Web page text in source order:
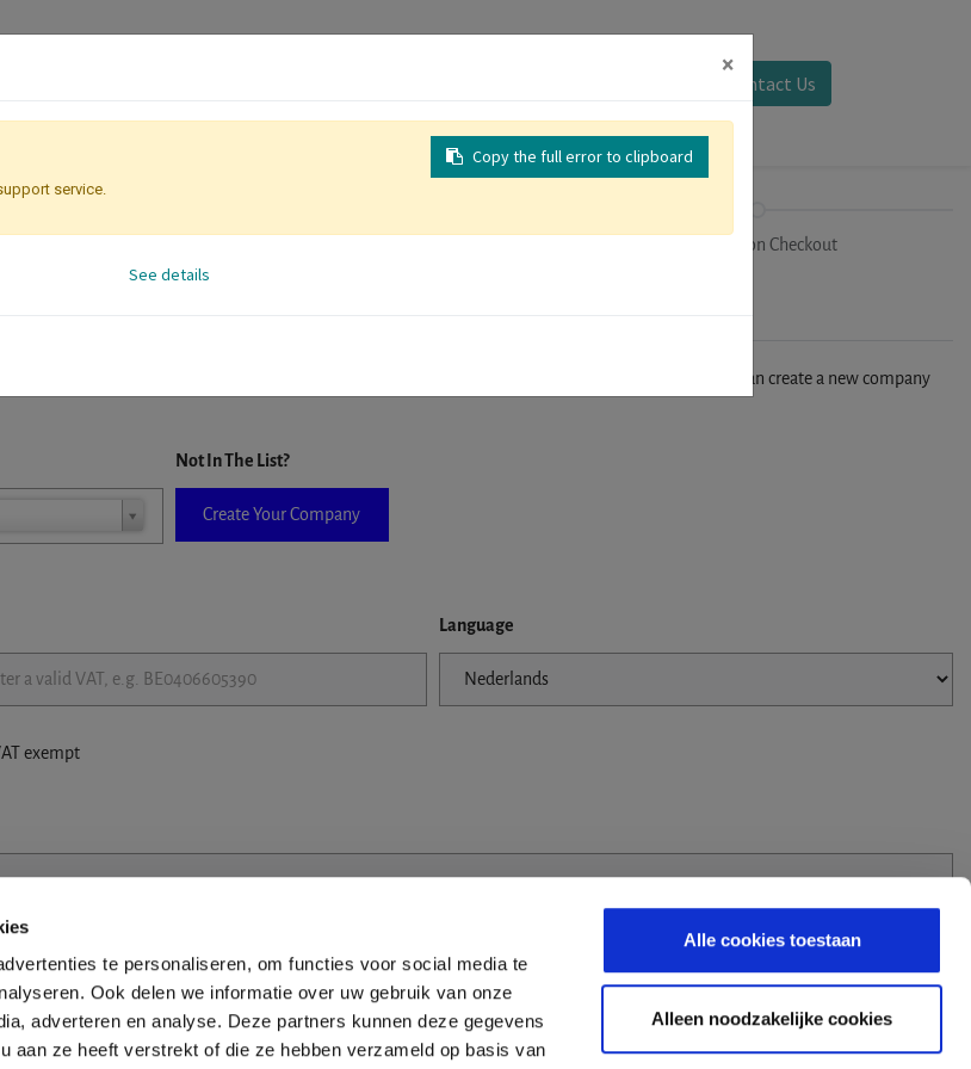
te personaliseren, om functies voor social media te
Ook delen we informatie over uw gebruik van onze
adverteren en analyse. Deze partners kunnen deze gegevens
aan ze heeft verstrekt of die ze hebben verzameld op basis van
Alle cookies toestaan
Alleen noodzakelijke cookies
Contact Us
Registration Checkout
is selected it will auto-complete the form. If you don't find your company in our database, you can create a new company
Not In The List?
Create Your Company
Language
exempt
×
Copy the full error to clipboard
service.
See details